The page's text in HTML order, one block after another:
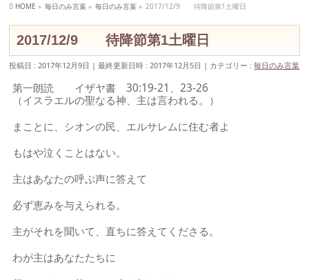
HOME » 毎日のみ言葉 » 毎日のみ言葉 » 2017/12/9 待降節第1土曜日
2017/12/9 待降節第1土曜日
投稿日 : 2017年12月9日 最終更新日時 : 2017年12月5日 カテゴリー :毎日のみ言葉
第一朗読 イザヤ書 30:19-21、23-26
（イスラエルの聖なる神、主は言われる。）
まことに、シオンの民、エルサレムに住む者よ
もはや泣くことはない。
主はあなたの呼ぶ声に答えて
必ず恵みを与えられる。
主がそれを聞いて、直ちに答えてくださる。
わが主はあなたたちに